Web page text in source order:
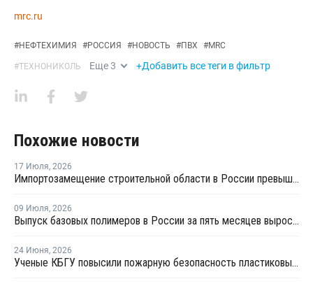
mrc.ru
#НЕФТЕХИМИЯ #РОССИЯ #НОВОСТЬ #ПВХ #MRC
#ТЕХНОНИКОЛЬ Еще3 +Добавить все теги в фильтр
Похожие новости
17 Июля, 2026
Импортозамещение строительной области в России превышает 98%
09 Июля, 2026
Выпуск базовых полимеров в России за пять месяцев вырос на 3,8%
24 Июня, 2026
Ученые КБГУ повысили пожарную безопасность пластиковых стройматериалов